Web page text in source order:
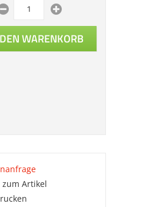
WARENKORB
zum Artikel